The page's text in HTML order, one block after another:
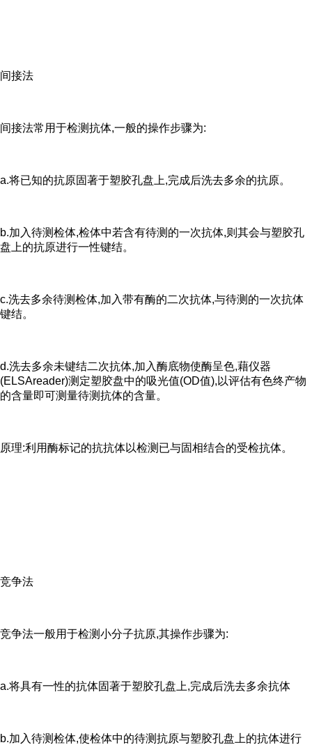
间接法
间接法常用于检测抗体,一般的操作步骤为:
a.将已知的抗原固著于塑胶孔盘上,完成后洗去多余的抗原。
b.加入待测检体,检体中若含有待测的一次抗体,则其会与塑胶孔
盘上的抗原进行一性键结。
c.洗去多余待测检体,加入带有酶的二次抗体,与待测的一次抗体
键结。
d.洗去多余未键结二次抗体,加入酶底物使酶呈色,藉仪器
(ELSAreader)测定塑胶盘中的吸光值(OD值),以评估有色终产物
的含量即可测量待测抗体的含量。
原理:利用酶标记的抗抗体以检测已与固相结合的受检抗体。
竞争法
竞争法一般用于检测小分子抗原,其操作步骤为:
a.将具有一性的抗体固著于塑胶孔盘上,完成后洗去多余抗体
b.加入待测检体,使检体中的待测抗原与塑胶孔盘上的抗体进行